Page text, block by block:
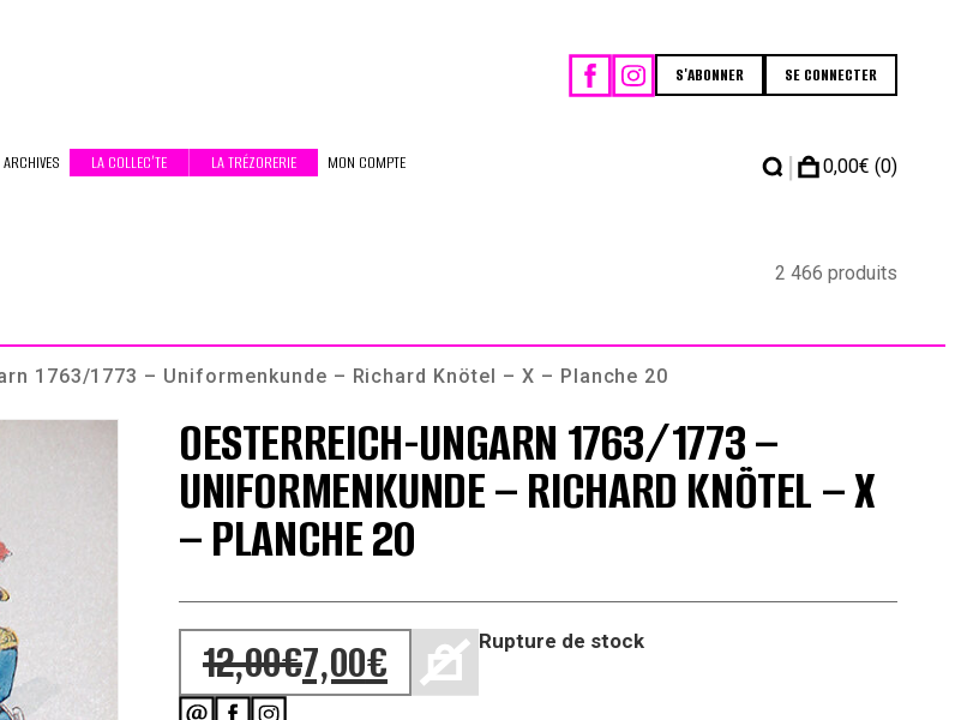
S'ABONNER SE CONNECTER
ARCHIVES LA COLLEC’TE LA TRÉZORERIE MON COMPTE | 0,00€ (0)
2 466 produits
1763/1773 – Uniformenkunde – Richard Knötel – X – Planche 20
OESTERREICH-UNGARN 1763/1773 –
UNIFORMENKUNDE – RICHARD KNÖTEL – X
– PLANCHE 20
12,00€
Le prix initial était : 12,00€.
7,00€
Le prix actuel est : 7,00€.
Rupture de stock